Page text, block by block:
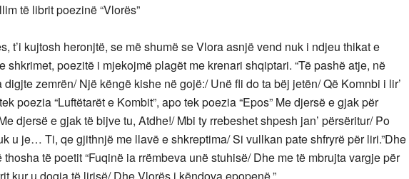
të librit poezinë “Vlorës”
t’i kujtosh heronjtë, se më shumë se Vlora asnjë vend nuk i ndjeu thikat e
shkrimet, poezitë i mjekojmë plagët me krenari shqiptari. “Të pashë atje, në
zemrën/ Një këngë kishe në gojë:/ Unë fli do ta bëj jetën/ Që Komnbi i lir’
poezia “Luftëtarët e Kombit”, apo tek poezia “Epos” Me djersë e gjak për
djersë e gjak të bijve tu, Atdhe!/ Mbi ty rrebeshet shpesh jan’ përsëritur/ Po
u je… Ti, qe gjithnjë me llavë e shkreptima/ Si vullkan pate shfryrë për liri.”Dhe
të poetit “Fuqinë ia rrëmbeva unë stuhisë/ Dhe me të mbrujta vargje për